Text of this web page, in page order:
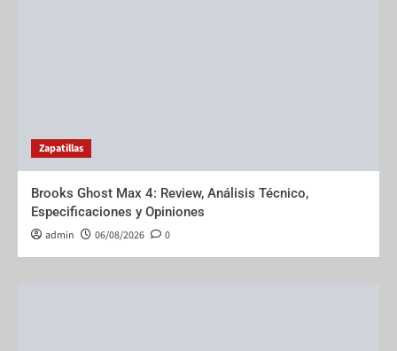
Zapatillas
Brooks Ghost Max 4: Review, Análisis Técnico,
Especificaciones y Opiniones
admin 06/08/2026 0